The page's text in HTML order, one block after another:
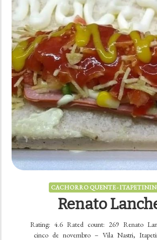
CACHORRO QUENTE -
Renato
Rating: 4.6 Rated count: 269 Renato
cinco de novembro – Vila Nastri,